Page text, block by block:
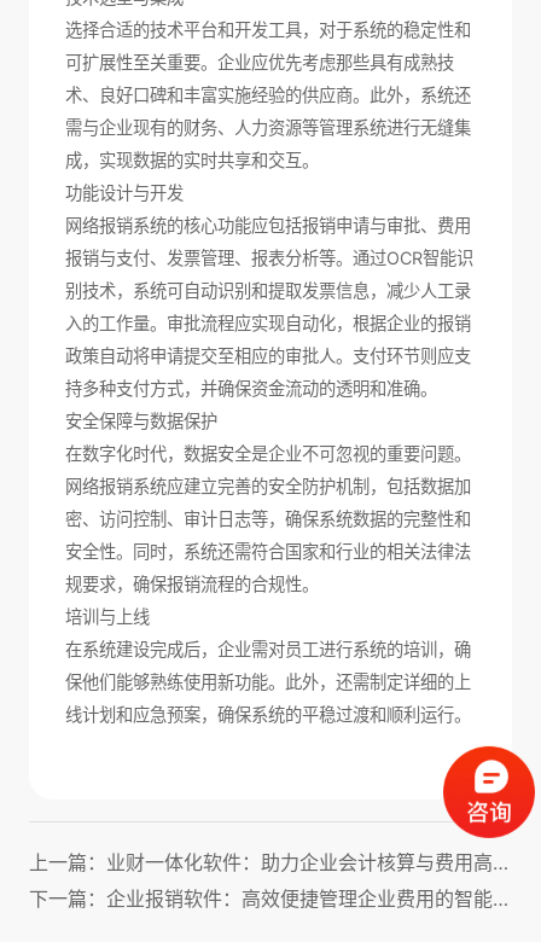
选择合适的技术平台和开发工具，对于系统的稳定性和
可扩展性至关重要。企业应优先考虑那些具有成熟技
术、良好口碑和丰富实施经验的供应商。此外，系统还
需与企业现有的财务、人力资源等管理系统进行无缝集
成，实现数据的实时共享和交互。
功能设计与开发
网络报销系统的核心功能应包括报销申请与审批、费用
报销与支付、发票管理、报表分析等。通过OCR智能识
别技术，系统可自动识别和提取发票信息，减少人工录
入的工作量。审批流程应实现自动化，根据企业的报销
政策自动将申请提交至相应的审批人。支付环节则应支
持多种支付方式，并确保资金流动的透明和准确。
安全保障与数据保护
在数字化时代，数据安全是企业不可忽视的重要问题。
网络报销系统应建立完善的安全防护机制，包括数据加
密、访问控制、审计日志等，确保系统数据的完整性和
安全性。同时，系统还需符合国家和行业的相关法律法
规要求，确保报销流程的合规性。
培训与上线
在系统建设完成后，企业需对员工进行系统的培训，确
保他们能够熟练使用新功能。此外，还需制定详细的上
线计划和应急预案，确保系统的平稳过渡和顺利运行。
上一篇：业财一体化软件：助力企业会计核算与费用高效管理！
下一篇：企业报销软件：高效便捷管理企业费用的智能化解决方案